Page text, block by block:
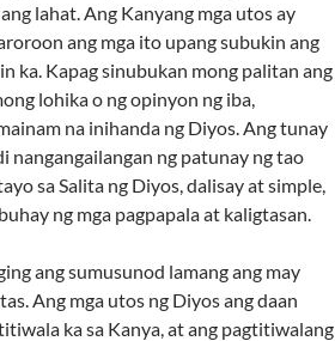
lahat. Ang Kanyang mga utos ay
ang mga ito upang subukin ang
ka. Kapag sinubukan mong palitan ang
lohika o ng opinyon ng iba,
na inihanda ng Diyos. Ang tunay
nangangailangan ng patunay ng tao
sa Salita ng Diyos, dalisay at simple,
ng mga pagpapala at kaligtasan.
ang sumusunod lamang ang may
Ang mga utos ng Diyos ang daan
ka sa Kanya, at ang pagtitiwalang